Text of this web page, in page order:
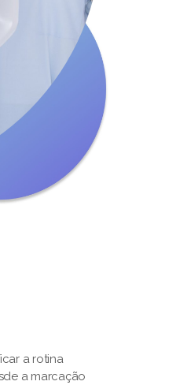
a rotina
a marcação